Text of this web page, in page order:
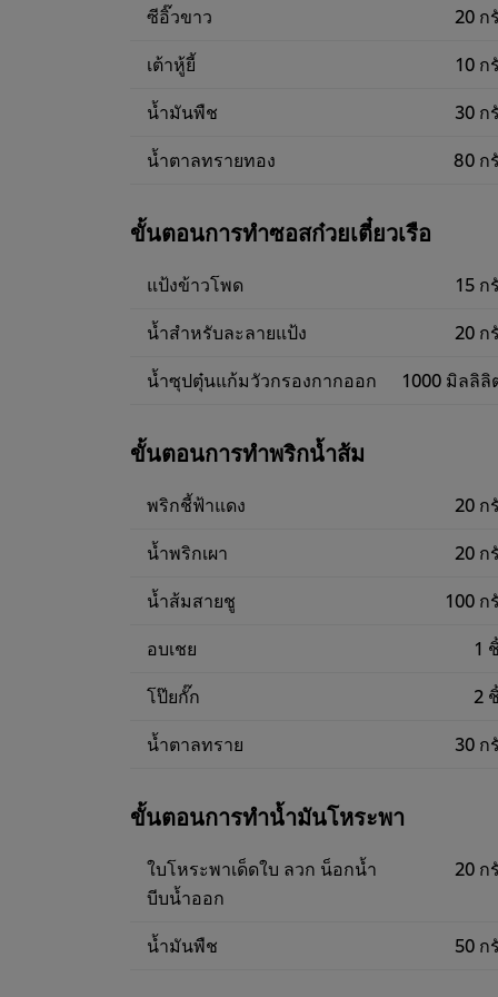
ซีอิ๊วขาว
20 ก
เต้าหู้ยี้
10 ก
น้ำมันพืช
30 ก
น้ำตาลทรายทอง
80 ก
ขั้นตอนการทำซอสก๋วยเตี๋ยวเรือ
แป้งข้าวโพด
15 ก
น้ำสำหรับละลายแป้ง
20 ก
น้ำซุปตุ๋นแก้มวัวกรองกากออก
1000 มิลลิลิ
ขั้นตอนการทำพริกน้ำส้ม
พริกชี้ฟ้าแดง
20 ก
น้ำพริกเผา
20 ก
น้ำส้มสายชู
100 ก
อบเชย
1
โป๊ยกั๊ก
2
น้ำตาลทราย
30 ก
ขั้นตอนการทำน้ำมันโหระพา
ใบโหระพาเด็ดใบ ลวก น็อกน้ำ
บีบน้ำออก
20 ก
น้ำมันพืช 50 ก